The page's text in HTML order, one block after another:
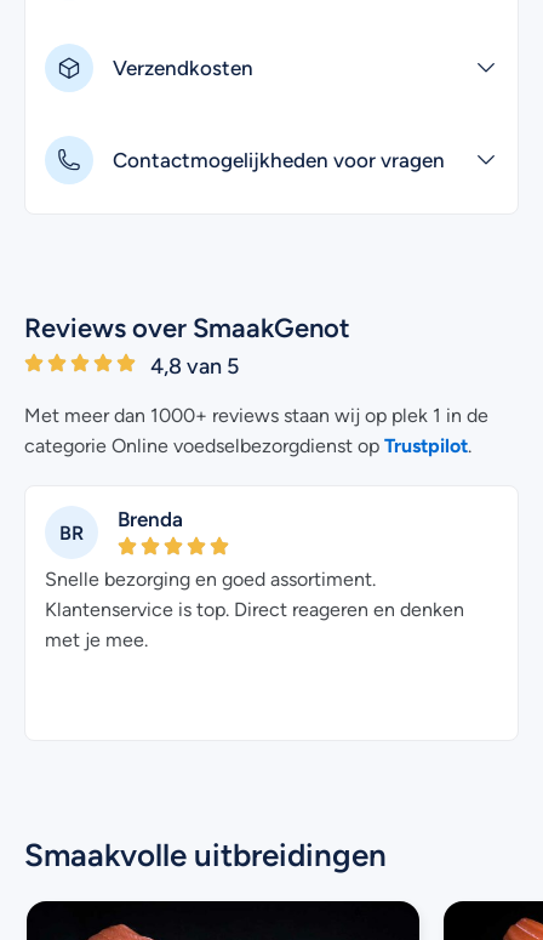
Verzendkosten
Contactmogelijkheden voor vragen
Reviews over SmaakGenot
4,8 van 5
Met meer dan 1000+ reviews staan wij op plek 1 in de
categorie Online voedselbezorgdienst op Trustpilot
BR
Brenda
Snelle bezorging en goed assortiment.
Klantenservice is top. Direct reageren en denken
met je mee.
Smaakvolle uitbreidingen